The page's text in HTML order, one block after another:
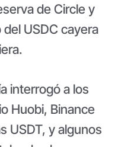
de Circle y
USDC cayera
interrogó a los
Huobi, Binance
USDT, y algunos